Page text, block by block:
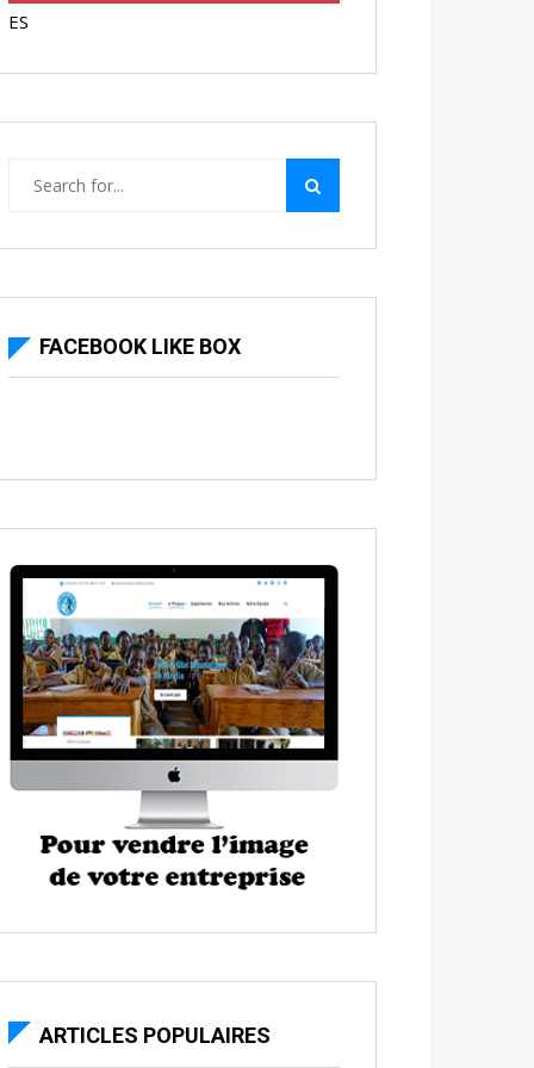
ES
FACEBOOK LIKE BOX
ARTICLES POPULAIRES